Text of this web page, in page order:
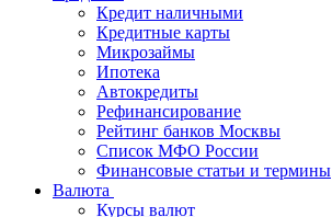
Кредит наличными
Кредитные карты
Микрозаймы
Ипотека
Автокредиты
Рефинансирование
Рейтинг банков Москвы
Список МФО России
Финансовые статьи и термины
Валюта
Курсы валют